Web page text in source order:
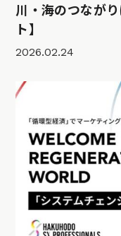
川・海のつなが
ト】
2026.02.24